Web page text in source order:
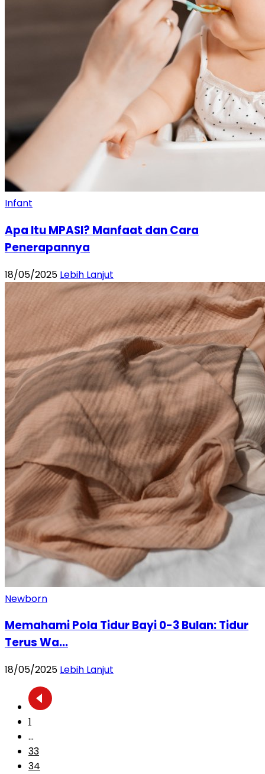
Infant
Apa Itu MPASI? Manfaat dan Cara
Penerapannya
18/05/2025 Lebih Lanjut
Newborn
Memahami Pola Tidur Bayi 0-3 Bulan: Tidur
Terus Wa...
18/05/2025 Lebih Lanjut
1
...
33
34